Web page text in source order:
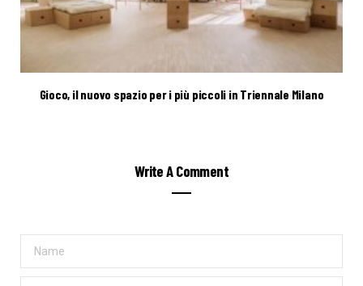
Gioco, il nuovo spazio per i più piccoli in Triennale Milano
Write A Comment